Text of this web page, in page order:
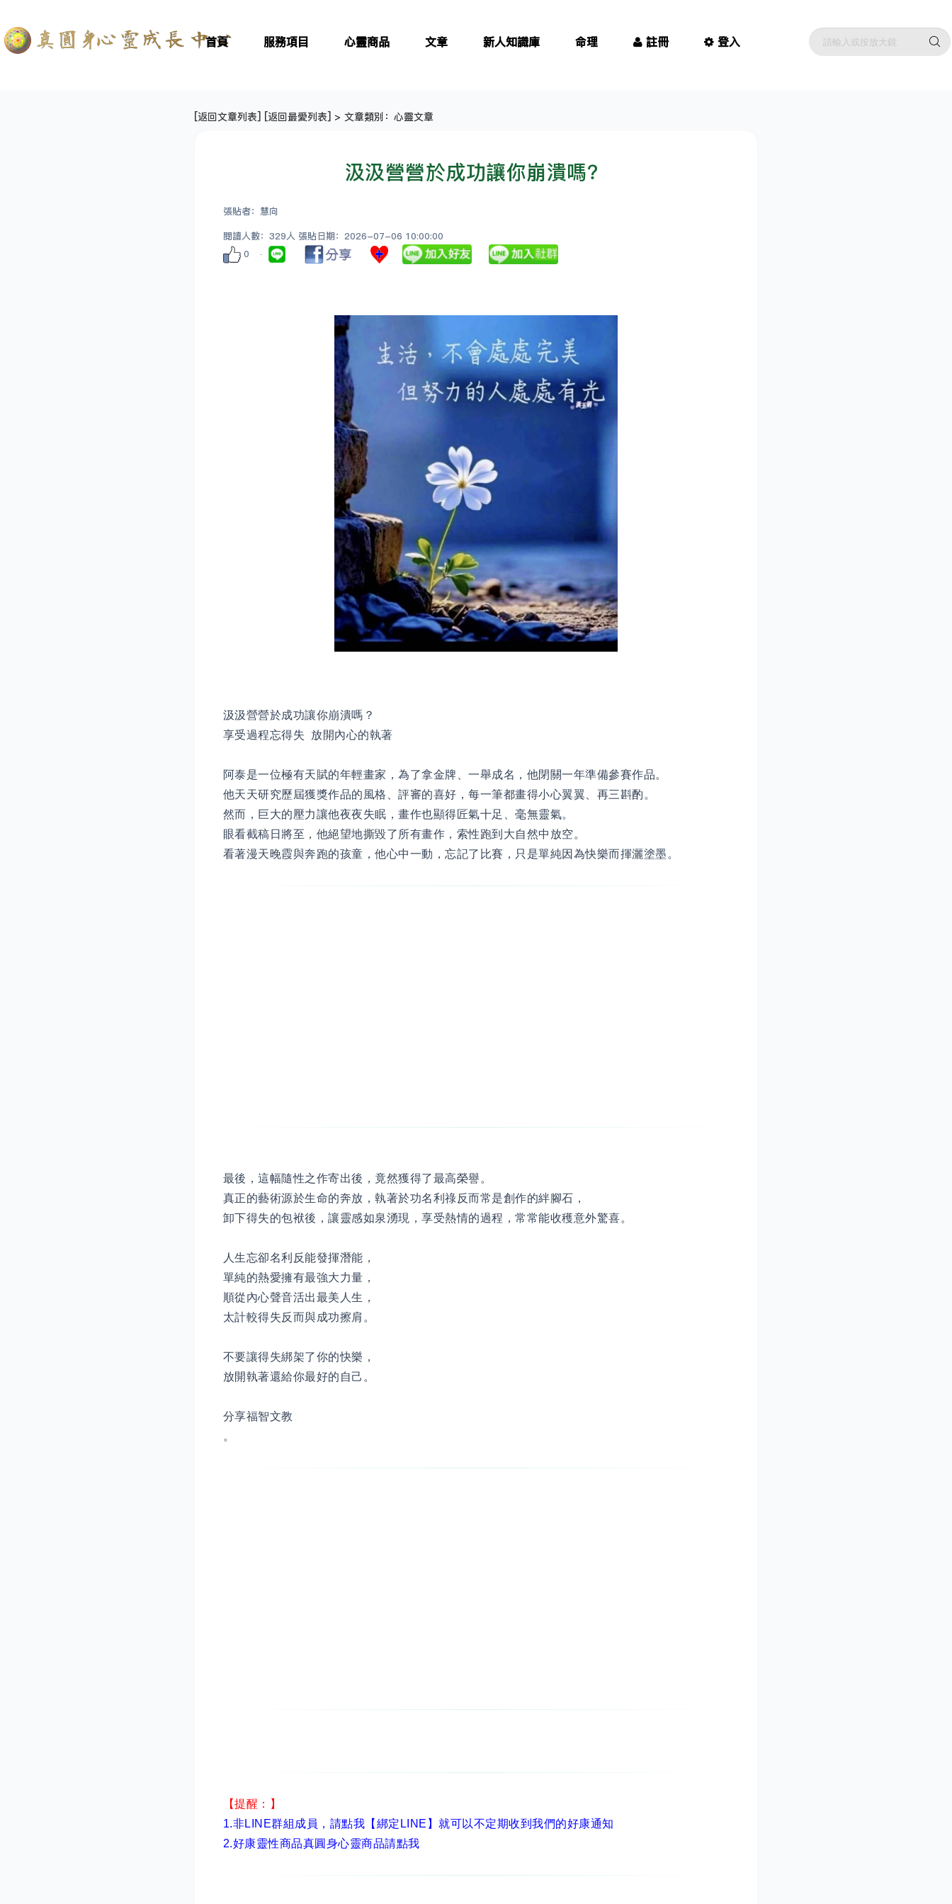
首頁 服務項目 心靈商品 文章 新人知識庫 命理 註冊 登入
[返回文章列表] [返回最愛列表] > 文章類別：心靈文章
汲汲營營於成功讓你崩潰嗎？
張貼者：慧向
閱讀人數：329人 張貼日期：2026-07-06 10:00:00
0
汲汲營營於成功讓你崩潰嗎？
享受過程忘得失 放開內心的執著
阿泰是一位極有天賦的年輕畫家，為了拿金牌、一舉成名，他閉關一年準備參賽作品。
他天天研究歷屆獲獎作品的風格、評審的喜好，每一筆都畫得小心翼翼、再三斟酌。
然而，巨大的壓力讓他夜夜失眠，畫作也顯得匠氣十足、毫無靈氣。
眼看截稿日將至，他絕望地撕毀了所有畫作，索性跑到大自然中放空。
看著漫天晚霞與奔跑的孩童，他心中一動，忘記了比賽，只是單純因為快樂而揮灑塗墨。
最後，這幅隨性之作寄出後，竟然獲得了最高榮譽。
真正的藝術源於生命的奔放，執著於功名利祿反而常是創作的絆腳石，
卸下得失的包袱後，讓靈感如泉湧現，享受熱情的過程，常常能收穫意外驚喜。
人生忘卻名利反能發揮潛能，
單純的熱愛擁有最強大力量，
順從內心聲音活出最美人生，
太計較得失反而與成功擦肩。
不要讓得失綁架了你的快樂，
放開執著還給你最好的自己。
分享福智文教
。
【提醒：】
1.非LINE群組成員， 請點我【綁定LINE】 就可以不定期收到我們的好康通知
2.好康靈性商品真圓身心靈商品請點我